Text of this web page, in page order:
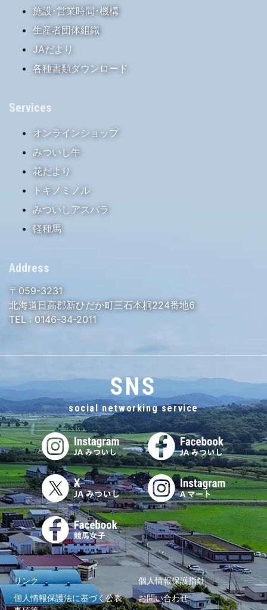
施設･営業時間･機構
生産者団体組織
JAだより
各種書類ダウンロード
Services
オンラインショップ
みついし牛
花だより
トキノミノル
みついしアスパラ
軽種馬
Address
〒059-3231
北海道日高郡新ひだか町三石本桐224番地6
TEL : 0146-34-2011
SNS
social networking service
リンク
個人情報保護指針
個人情報保護法に基づく公表
お問い合わせ